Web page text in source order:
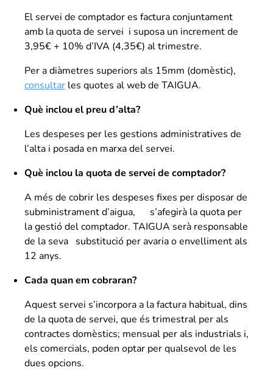
El servei de comptador es factura conjuntament
amb la quota de servei i suposa un increment de
3,95€ + 10% d’IVA (4,35€) al trimestre.
Per a diàmetres superiors als 15mm (domèstic),
consultar les quotes al web de TAIGUA.
Què inclou el preu d’alta?
Les despeses per les gestions administratives de
l’alta i posada en marxa del servei.
Què inclou la quota de servei de comptador?
A més de cobrir les despeses fixes per disposar de
subministrament d’aigua, s’afegirà la quota per
la gestió del comptador. TAIGUA serà responsable
de la seva substitució per avaria o envelliment als
12 anys.
Cada quan em cobraran?
Aquest servei s’incorpora a la factura habitual, dins
de la quota de servei, que és trimestral per als
contractes domèstics; mensual per als industrials i,
els comercials, poden optar per qualsevol de les
dues opcions.